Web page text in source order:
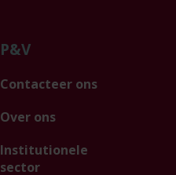
P&V
Contacteer ons
Over ons
Institutionele
sector